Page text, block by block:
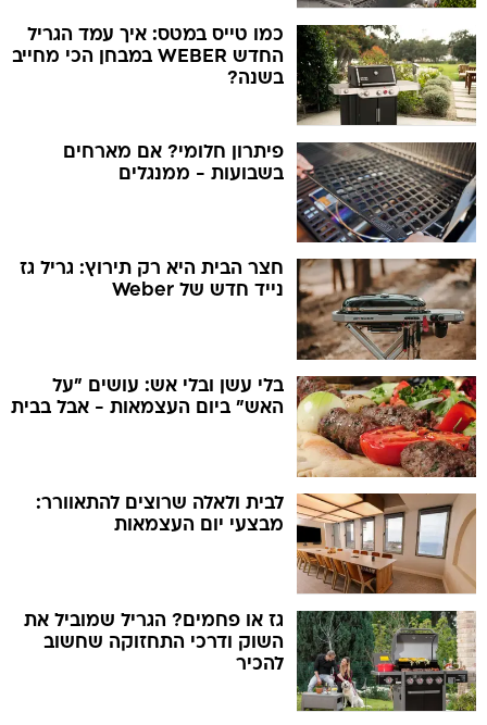
כמו טייס במטס: איך עמד הגריל
החדש WEBER במבחן הכי מחייב
בשנה?
פיתרון חלומי? אם מארחים
בשבועות - ממנגלים
חצר הבית היא רק תירוץ: גריל גז
נייד חדש של Weber
בלי עשן ובלי אש: עושים "על
האש" ביום העצמאות - אבל בבית
לבית ולאלה שרוצים להתאוורר:
מבצעי יום העצמאות
גז או פחמים? הגריל שמוביל את
השוק ודרכי התחזוקה שחשוב
להכיר